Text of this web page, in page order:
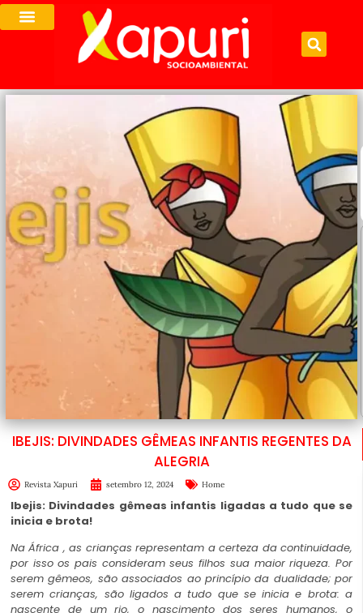
IBEJIS: DIVINDADES GÊMEAS INFANTIS REGENTES DA
ALEGRIA
Revista Xapuri setembro 12, 2024 Home
Ibejis: Divindades gêmeas infantis ligadas a tudo que se
inicia e brota!
Na África , as crianças representam a certeza da continuidade,
por isso os pais consideram seus filhos sua maior riqueza. Por
serem gêmeos, são associados ao princípio da dualidade; por
serem crianças, são ligados a tudo que se inicia e brota: a
nascente de um rio, o nascimento dos seres humanos, o